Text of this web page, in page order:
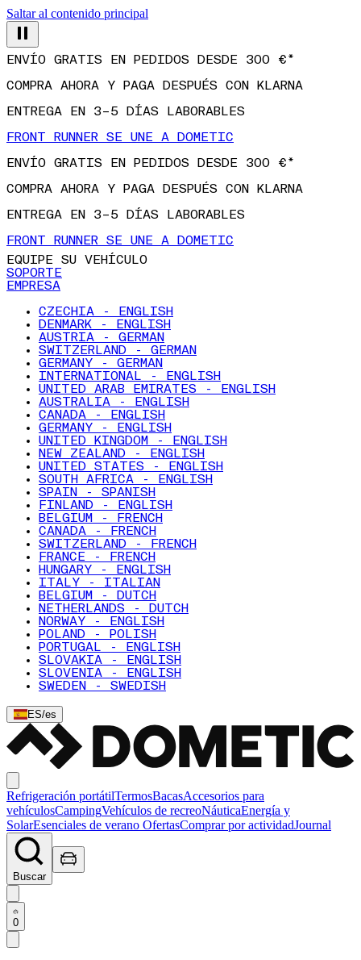
Saltar al contenido principal
ENVÍO GRATIS EN PEDIDOS DESDE 300 €*
COMPRA AHORA Y PAGA DESPUÉS CON KLARNA
ENTREGA EN 3–5 DÍAS LABORABLES
FRONT RUNNER SE UNE A DOMETIC
ENVÍO GRATIS EN PEDIDOS DESDE 300 €*
COMPRA AHORA Y PAGA DESPUÉS CON KLARNA
ENTREGA EN 3–5 DÍAS LABORABLES
FRONT RUNNER SE UNE A DOMETIC
EQUIPE SU VEHÍCULO
SOPORTE
EMPRESA
CZECHIA - ENGLISH
DENMARK - ENGLISH
AUSTRIA - GERMAN
SWITZERLAND - GERMAN
GERMANY - GERMAN
INTERNATIONAL - ENGLISH
UNITED ARAB EMIRATES - ENGLISH
AUSTRALIA - ENGLISH
CANADA - ENGLISH
GERMANY - ENGLISH
UNITED KINGDOM - ENGLISH
NEW ZEALAND - ENGLISH
UNITED STATES - ENGLISH
SOUTH AFRICA - ENGLISH
SPAIN - SPANISH
FINLAND - ENGLISH
BELGIUM - FRENCH
CANADA - FRENCH
SWITZERLAND - FRENCH
FRANCE - FRENCH
HUNGARY - ENGLISH
ITALY - ITALIAN
BELGIUM - DUTCH
NETHERLANDS - DUTCH
NORWAY - ENGLISH
POLAND - POLISH
PORTUGAL - ENGLISH
SLOVAKIA - ENGLISH
SLOVENIA - ENGLISH
SWEDEN - SWEDISH
ES/es
Refrigeración portátilTermosBacasAccesorios para
vehículosCampingVehículos de recreoNáuticaEnergía y
SolarEsenciales de verano OfertasComprar por actividadJournal
Buscar
0